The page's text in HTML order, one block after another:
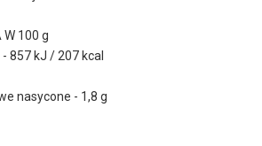
W 100 g
857 kJ / 207 kcal
nasycone - 1,8 g